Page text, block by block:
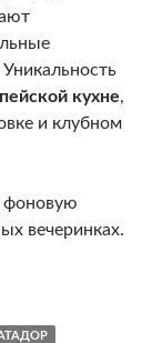
кухне,
и клубном
фоновую
вечеринках.